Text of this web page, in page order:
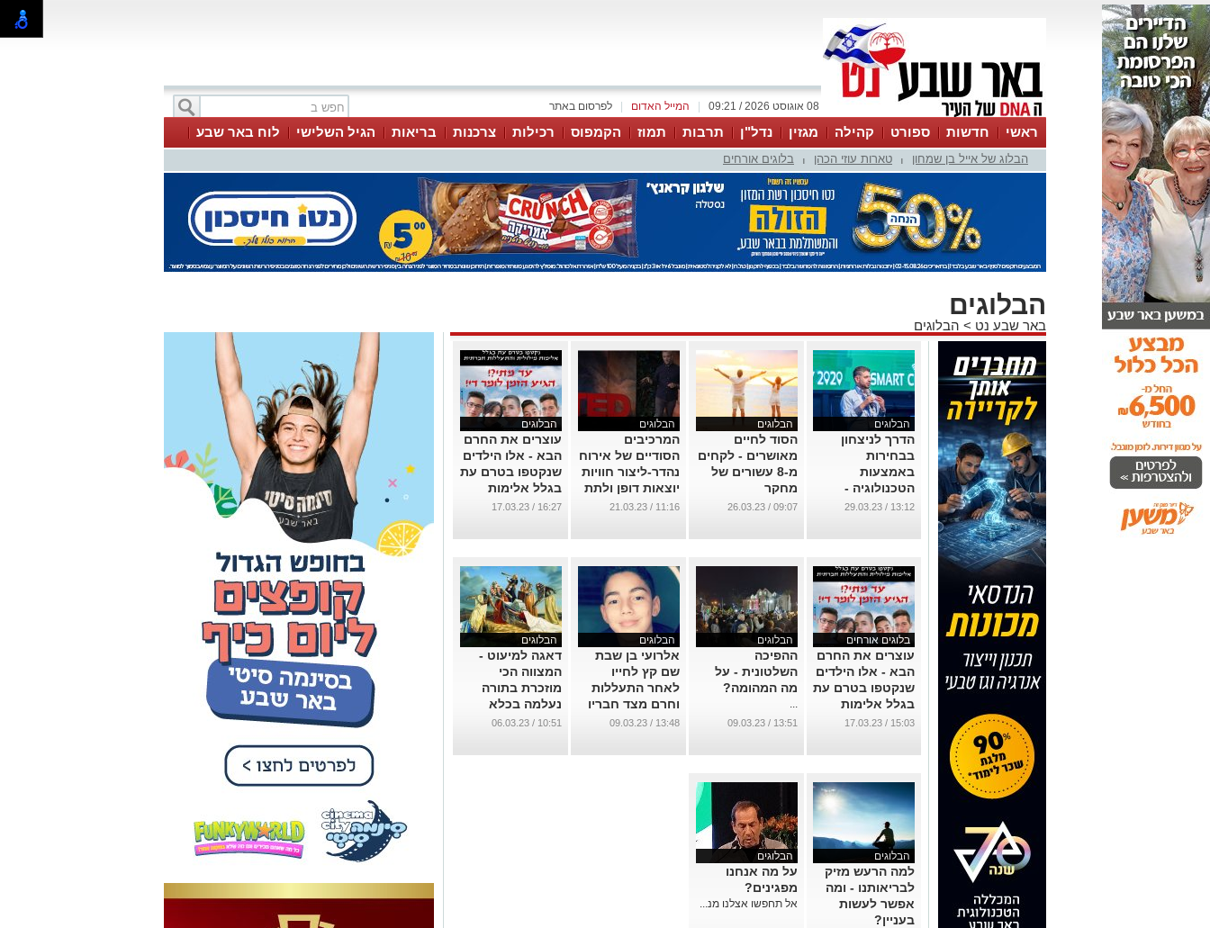
לפרסום באתר המייל האדום 08 אוגוסט 2026 / 09:21
ראשי חדשות ספורט קהילה מגזין נדל"ן תרבות תמוז הקמפוס רכילות צרכנות בריאות הגיל השלישי
לוח באר שבע
עסקים
טיפים והמלצות
הבלוג של אייל בן שמחון טארות עוזי הכהן בלוגים אורחים
הבלוגים
באר שבע נט > הבלוגים
הבלוגים
הדרך לניצחון
בבחירות
באמצעות
הטכנולוגיה -
המלצות מהעולם
...
13:12 / 29.03.23
הבלוגים
הסוד לחיים
מאושרים - לקחים
מ-8 עשורים של
מחקר
...
09:07 / 26.03.23
הבלוגים
המרכיבים
הסודיים של אירוח
נהדר-ליצור חוויות
יוצאות דופן ולתת
לאנשים יותר ממה
אי פעם
11:16 / 21.03.23
הבלוגים
עוצרים את החרם
הבא - אלו הילדים
שנקטפו בטרם עת
בגלל אלימות
מילולית וחברתית
16:27 / 17.03.23
בלוגים אורחים
עוצרים את החרם
הבא - אלו הילדים
שנקטפו בטרם עת
בגלל אלימות
מילולית וחברתית
15:03 / 17.03.23
הבלוגים
ההפיכה
השלטונית - על
מה המהומה?
...
13:51 / 09.03.23
הבלוגים
אלרועי בן שבת
שם קץ לחייו
לאחר התעללות
וחרם מצד חבריו
קרובת משפחתו
לילידם והורים
13:48 / 09.03.23
הבלוגים
דאגה למיעוט -
המצווה הכי
מוזכרת בתורה
נעלמה בכלא
הייתה
10:51 / 06.03.23
הבלוגים
למה הרעש מזיק
לבריאותנו - ומה
אפשר לעשות
בעניין?
הבלוגים
על מה אנחנו
מפגינים?
אל תחפשו אצלנו מנ...